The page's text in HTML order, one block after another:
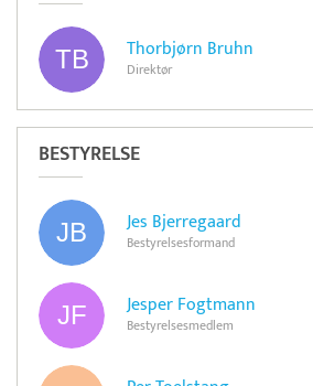
Thorbjørn Bruhn
Direktør
BESTYRELSE
Jes Bjerregaard
Bestyrelsesformand
Jesper Fogtmann
Bestyrelsesmedlem